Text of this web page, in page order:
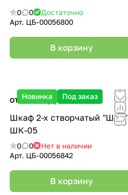
0 0
Достаточно
Арт. ЦБ-00056800
В корзину
Новинка Под заказ
от 9 840 руб.
Шкаф 2-х створчатый "Шик"
ШК-05
0 0
Нет в наличии
Арт. ЦБ-00056842
В корзину